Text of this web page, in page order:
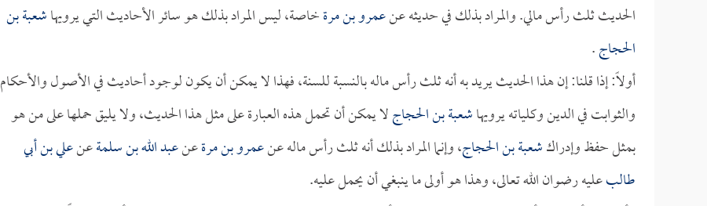
الحديث ثلث رأس مالي. والمراد بذلك في حديثه عنعمرو بن مرةخاصة، ليس المراد بذلك هو سائر الأحاديث التي يرويهاشعبة بن
الحجاج.
أولاً: إذا قلنا: إن هذا الحديث يريد به أنه ثلث رأس ماله بالنسبة للسنة، فهذا لا يمكن أن يكون لوجود أحاديث في الأصول والأحكام
والثوابت في الدين وكلياته يرويهاشعبة بن الحجاجلا يمكن أن تحمل هذه العبارة على مثل هذا الحديث، ولا يليق حملها على من هو
بمثل حفظ وإدراكشعبة بن الحجاج، وإنما المراد بذلك أنه ثلث رأس ماله عنعمرو بن مرةعنعبد الله بن سلمةعنعلي بن أبي
طالبعليه رضوان الله تعالى، وهذا هو أولى ما ينبغي أن يحمل عليه.